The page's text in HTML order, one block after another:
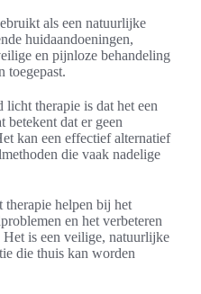
als een natuurlijke
huidaandoeningen,
en pijnloze behandeling
toegepast.
therapie is dat het een
betekent dat er geen
kan een effectief alternatief
die vaak nadelige
therapie helpen bij het
en het verbeteren
is een veilige, natuurlijke
die thuis kan worden